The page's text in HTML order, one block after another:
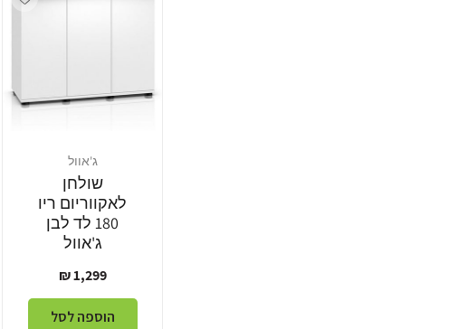
ג'אוול
שולחן
לאקווריום ריו
180 לד לבן
ג'אוול
מחיר
רגיל
1,299 ₪
הוספה לסל